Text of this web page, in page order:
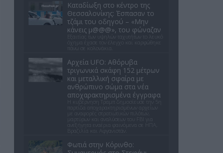
Καταδίωξη στο κέντρο της
Θεσσαλονίκης: Έσπασαν το
τζάμι του οδηγού – «Μην
κάνεις μ@@@», του φώναζαν
Εξαιτίας των υψηλών ταχυτήτων το λευκό
όχημα έχασε τον έλεγχο και καρφώθηκε
πάνω σε κολονάκια.
Αρχεία UFO: Αθόρυβα
τριγωνικά σκάφη 152 μέτρων
και μεταλλική σφαίρα με
ανθρώπινο σώμα στα νέα
αποχαρακτηρισμένα έγγραφα
Η κυβέρνηση Τραμπ δημοσίευσε την 5η
παρτίδα αποχαρακτηρισμένων αρχείων
με αναφορές στρατιωτικών πιλότων,
μαρτύρων και αναλύσεων του FBI για
ανεξήγητα εναέρια φαινόμενα σε ΗΠΑ,
Βραζιλία και Αφγανιστάν.
Φωτιά στην Κόρινθο: